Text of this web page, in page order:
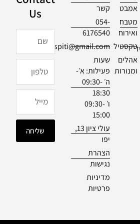
אמבט
מטבח
ואירוח
טקסטיל
אהלים
ומנורות
קשר
054-
6176540
officialdespiti@gmail.com
שעות
פעילות: א׳-
ה׳ 09:30-
18:30
ו׳ 09:30-
15:00
עולי ציון 13,
יפו
הצהרת
נגישות
מדיניות
פרטיות
Us
שליחה